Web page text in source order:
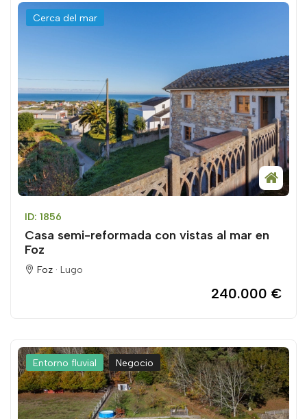
Cerca del mar
ID: 1856
Casa semi-reformada con vistas al mar en
Foz
Foz · Lugo
240.000 €
Entorno fluvial Negocio